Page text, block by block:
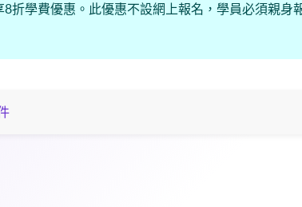
折學費優惠。此優惠不設網上報名，學員必須親身